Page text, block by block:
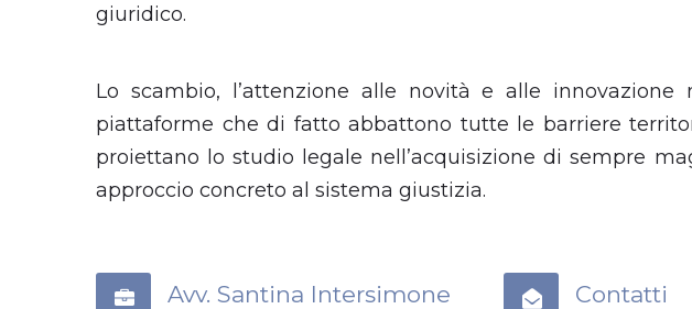
giuridico.
Lo scambio, l’attenzione alle novità e alle
piattaforme che di fatto abbattono tutte le barriere
proiettano lo studio legale nell’acquisizione di sempre
approccio concreto al sistema giustizia.
Avv. Santina Intersimone Contatti